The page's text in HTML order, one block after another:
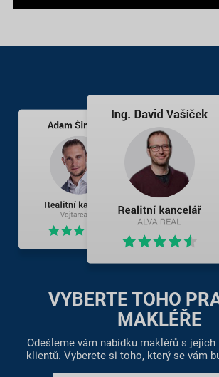
VYBERTE TOHO
MAKLÉŘE
Odešleme vám nabídku makléřů s
klientů. Vyberete si toho, který se vám